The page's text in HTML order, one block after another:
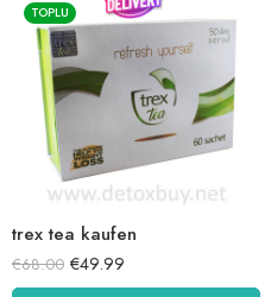
TOPLU
trex tea kaufen
€68.00 €49.99